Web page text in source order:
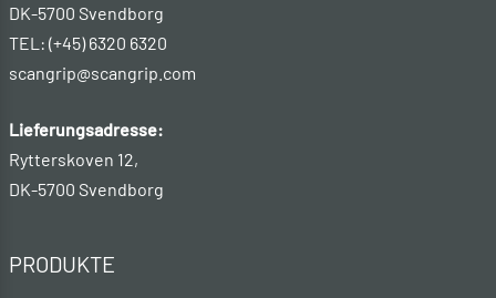
DK-5700 Svendborg
TEL: (+45) 6320 6320
scangrip@scangrip.com
Lieferungsadresse:
Rytterskoven 12,
DK-5700 Svendborg
PRODUKTE